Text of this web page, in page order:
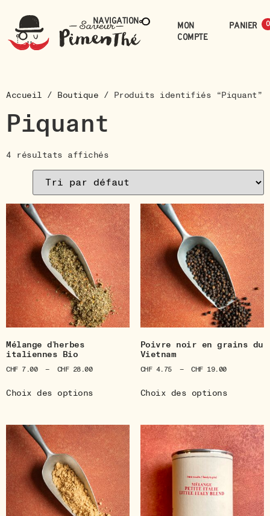
Navigation
Mon
compte
0
0
Accueil / Boutique / Produits identifiés “Piquant”
Piquant
4 résultats affichés
Mélange d’herbes
italiennes Bio
CHF7.00 – CHF28.00
Choix des options
Poivre noir en grains du
Vietnam
CHF4.75 – CHF19.00
Choix des options